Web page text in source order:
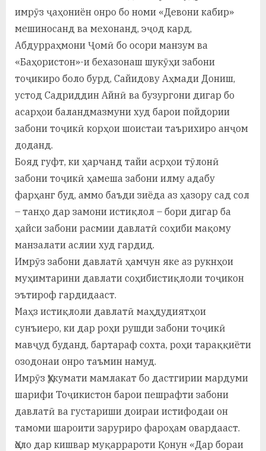
имрӯз ҷаҳониён онро бо номи «Девони кабир»
мешиносанд ва мехонанд, эҷод кард,
Абдурраҳмони Ҷомӣ бо осори манзум ва
«Баҳористон»-и бехазонаш шукӯҳи забони
тоҷикиро боло бурд, Сайидову Аҳмади Дониш,
устод Садриддин Айнӣ ва бузургони дигар бо
асарҳои баландмазмуни худ барои пойдории
забони тоҷикӣ корҳои шоистаи таърихиро анҷом
доданд.
Бояд гуфт, ки ҳарчанд тайи асрҳои тӯлонӣ
забони тоҷикӣ ҳамеша забони илму адабу
фарҳанг буд, аммо баъди зиёда аз ҳазору сад сол
– танҳо дар замони истиқлол – бори дигар ба
ҳайси забони расмии давлатӣ соҳиби мақому
манзалати аслии худ гардид.
Имрӯз забони давлатӣ ҳамчун яке аз рукнҳои
муҳимтарини давлати соҳибистиқлоли тоҷикон
эътироф гардидааст.
Маҳз истиқлоли давлатӣ маҳдудиятҳои
сунъиеро, ки дар роҳи рушди забони тоҷикӣ
мавҷуд буданд, бартараф сохта, роҳи тараққиёти
озодонаи онро таъмин намуд.
Имрӯз Ҳукумати мамлакат бо дастгирии мардуми
шарифи Тоҷикистон барои пешрафти забони
давлатӣ ва густариши доираи истифодаи он
тамоми шароити заруриро фароҳам овардааст.
Ҳоло дар кишвар муқаррароти Қонун «Дар бораи